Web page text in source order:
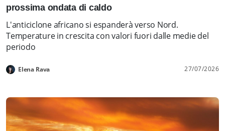
prossima ondata di caldo
L'anticiclone africano si espanderà verso Nord.
Temperature in crescita con valori fuori dalle medie del
periodo
Elena Rava 27/07/2026